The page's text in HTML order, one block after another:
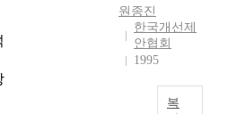
원종진
한국개선제
안협회
1995
복